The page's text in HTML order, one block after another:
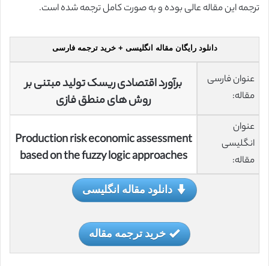
ترجمه این مقاله عالی بوده و به صورت کامل ترجمه شده است.
دانلود رایگان مقاله انگلیسی + خرید ترجمه فارسی
عنوان فارسی
مقاله:
برآورد اقتصادی ریسک تولید مبتنی بر
روش های منطق فازی
عنوان
انگلیسی
مقاله:
Production risk economic assessment
based on the fuzzy logic approaches
دانلود مقاله انگلیسی
خرید ترجمه مقاله